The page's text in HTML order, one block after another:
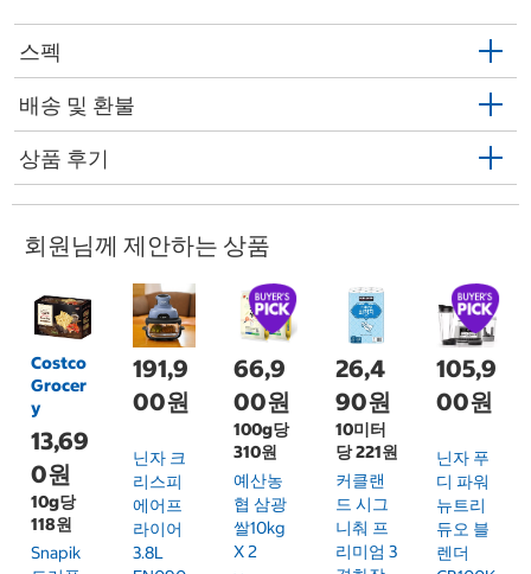
스펙
배송 및 환불
상품 후기
회원님께 제안하는 상품
Costco
Grocer
y
13,69
0원
10g당
118원
Snapik
191,9
00원
닌자 크
리스피
에어프
라이어
3.8L
66,9
00원
100g당
310원
예산농
협 삼광
쌀10kg
X 2
26,4
90원
10미터
당 221원
커클랜
드 시그
니춰 프
리미엄 3
105,9
00원
닌자 푸
디 파워
뉴트리
듀오 블
렌더